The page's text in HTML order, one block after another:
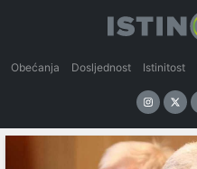
Obećanja Dosljednost Istinitost